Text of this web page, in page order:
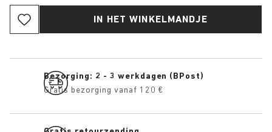
IN HET WINKELMANDJE
Bezorging: 2 - 3 werkdagen (BPost)
Gratis bezorging vanaf 120 €